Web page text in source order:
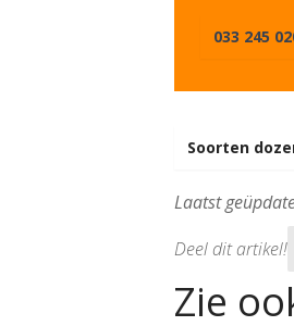
033 245
Soorten
Laatst
Deel dit artikel!
Zie